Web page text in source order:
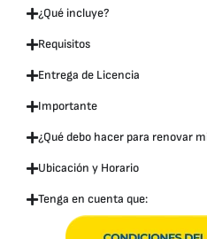
¿Qué incluye?
Requisitos
Entrega de Licencia
Importante
¿Qué debo hacer para renovar
Ubicación y Horario
Tenga en cuenta que: